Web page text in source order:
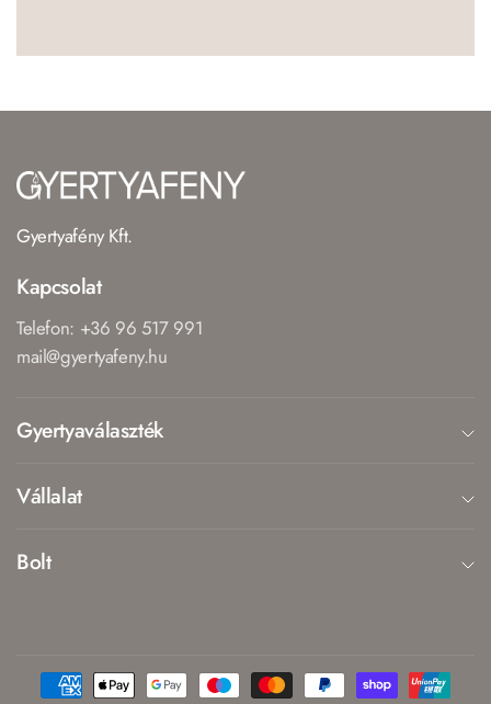
Gyertyafény Kft.
Kapcsolat
Telefon: +36 96 517 991
mail@gyertyafeny.hu
Gyertyaválaszték
Vállalat
Bolt